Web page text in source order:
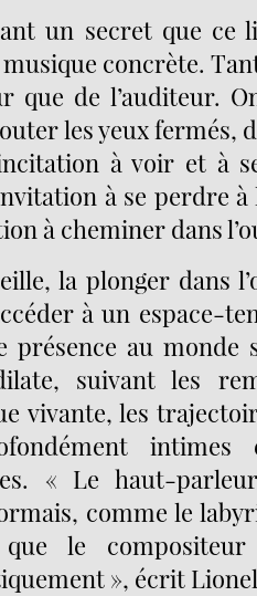
un secret que ce
concrète.
que de l’auditeur.
les yeux fermés,
à voir et à
à se perdre
à cheminer dans
la plonger dans
à un espace-
présence au monde
suivant les
vivante, les
intimes
« Le haut-
comme le
que le
», écrit